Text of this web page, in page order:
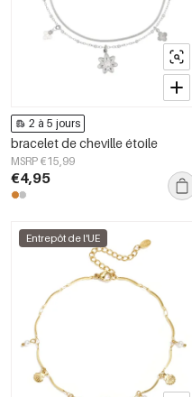
2 à 5 jours
bracelet de cheville étoile
MSRP €15,99
€4,95
Entrepôt de l'UE